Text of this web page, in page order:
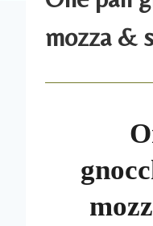
mozza &